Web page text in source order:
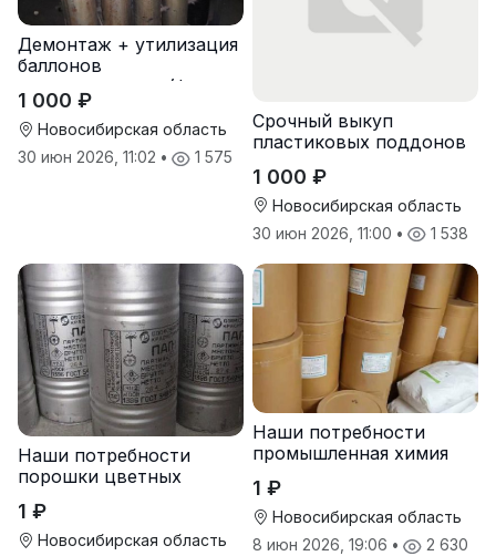
Демонтаж + утилизация
баллонов
пожаротушения (фреон,
хладон) с истекшим
сроком
1 000 ₽
Новосибирская область
30 июн 2026, 11:02 • 1 575
Срочный выкуп
пластиковых поддонов
Новосибирске
1 000 ₽
Новосибирская область
30 июн 2026, 11:00 • 1 538
Наши потребности
порошки цветных
1 ₽
Новосибирская область
Наши потребности
промышленная химия
1 ₽
Новосибирская область
8 июн 2026, 19:06 • 2 630